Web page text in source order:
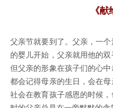
《
父亲节就要到了。父亲，一
的婴儿开始，父亲就用他的
但父亲的形象在孩子们的心
都会记得母亲的生日，会在
社会在教育孩子感恩的时候